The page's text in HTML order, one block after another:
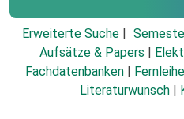
Erweiterte Suche
Aufsätze & Papers
Fachdatenbanken
Fernleihe
Literaturwunsch